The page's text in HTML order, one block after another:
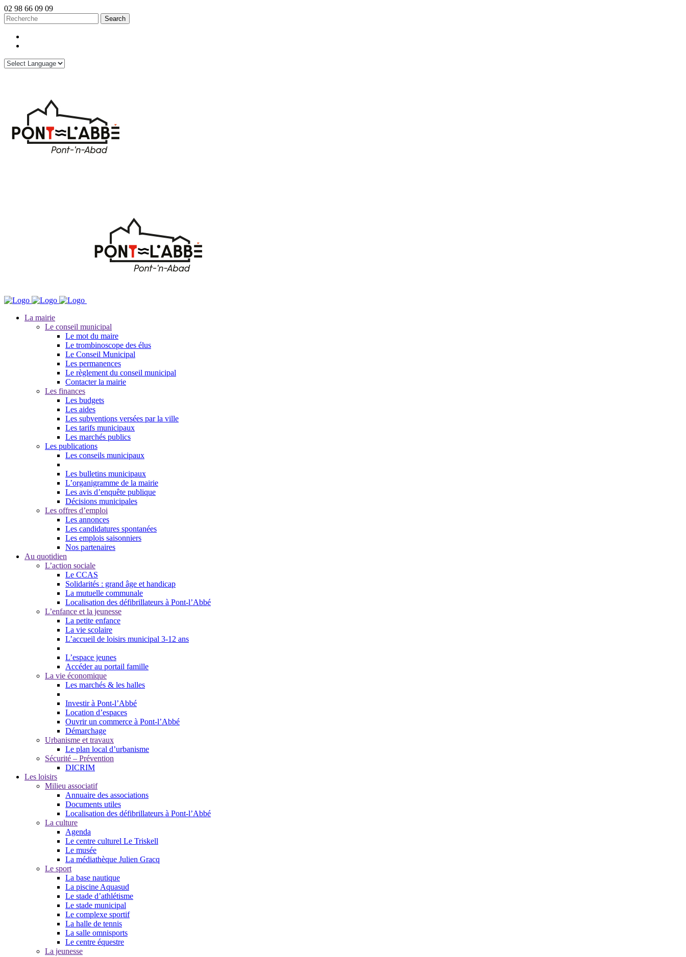
02 98 66 09 09
La mairie
Le conseil municipal
Le mot du maire
Le trombinoscope des élus
Le Conseil Municipal
Les permanences
Le règlement du conseil municipal
Contacter la mairie
Les finances
Les budgets
Les aides
Les subventions versées par la ville
Les tarifs municipaux
Les marchés publics
Les publications
Les conseils municipaux
Les bulletins municipaux
L’organigramme de la mairie
Les avis d’enquête publique
Décisions municipales
Les offres d’emploi
Les annonces
Les candidatures spontanées
Les emplois saisonniers
Nos partenaires
Au quotidien
L’action sociale
Le CCAS
Solidarités : grand âge et handicap
La mutuelle communale
Localisation des défibrillateurs à Pont-l’Abbé
L’enfance et la jeunesse
La petite enfance
La vie scolaire
L’accueil de loisirs municipal 3-12 ans
L’espace jeunes
Accéder au portail famille
La vie économique
Les marchés & les halles
Investir à Pont-l’Abbé
Location d’espaces
Ouvrir un commerce à Pont-l’Abbé
Démarchage
Urbanisme et travaux
Le plan local d’urbanisme
Sécurité – Prévention
DICRIM
Les loisirs
Milieu associatif
Annuaire des associations
Documents utiles
Localisation des défibrillateurs à Pont-l’Abbé
La culture
Agenda
Le centre culturel Le Triskell
Le musée
La médiathèque Julien Gracq
Le sport
La base nautique
La piscine Aquasud
Le stade d’athlétisme
Le stade municipal
Le complexe sportif
La halle de tennis
La salle omnisports
Le centre équestre
La jeunesse